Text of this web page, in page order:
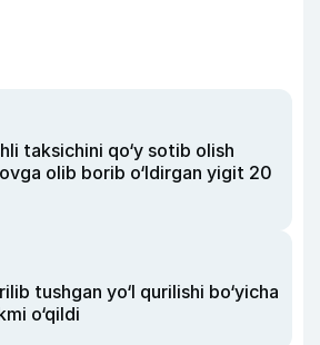
taksichini qo‘y sotib olish
olib borib o‘ldirgan yigit 20
tushgan yo‘l qurilishi bo‘yicha
o‘qildi